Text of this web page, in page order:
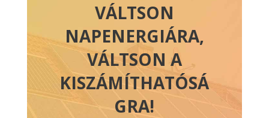
VÁLTSON
NAPENERGIÁRA,
VÁLTSON A
KISZÁMÍTHATÓSÁ
GRA!